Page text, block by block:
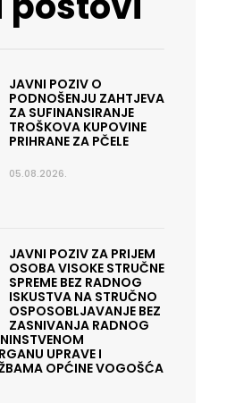
JAVNI POZIV O
PODNOŠENJU ZAHTJEVA
ZA SUFINANSIRANJE
TROŠKOVA KUPOVINE
PRIHRANE ZA PČELE
05.08.2026.
JAVNI POZIV ZA PRIJEM
OSOBA VISOKE STRUČNE
SPREME BEZ RADNOG
ISKUSTVA NA STRUČNO
OSPOSOBLJAVANJE BEZ
ZASNIVANJA RADNOG
UPRAVE I
OPĆINE VOGOŠĆA